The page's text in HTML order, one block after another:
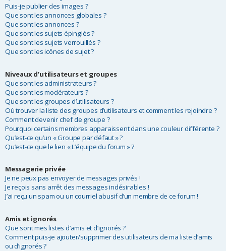
Puis-je publier des images ?
Que sont les annonces globales ?
Que sont les annonces ?
Que sont les sujets épinglés ?
Que sont les sujets verrouillés ?
Que sont les icônes de sujet ?
Niveaux d’utilisateurs et groupes
Que sont les administrateurs ?
Que sont les modérateurs ?
Que sont les groupes d’utilisateurs ?
Où trouver la liste des groupes d’utilisateurs et comment les rejoindre ?
Comment devenir chef de groupe ?
Pourquoi certains membres apparaissent dans une couleur différente ?
Qu’est-ce qu’un « Groupe par défaut » ?
Qu’est-ce que le lien « L’équipe du forum » ?
Messagerie privée
Je ne peux pas envoyer de messages privés !
Je reçois sans arrêt des messages indésirables !
J’ai reçu un spam ou un courriel abusif d’un membre de ce forum !
Amis et ignorés
Que sont mes listes d’amis et d’ignorés ?
Comment puis-je ajouter/supprimer des utilisateurs de ma liste d’amis
ou d’ignorés ?